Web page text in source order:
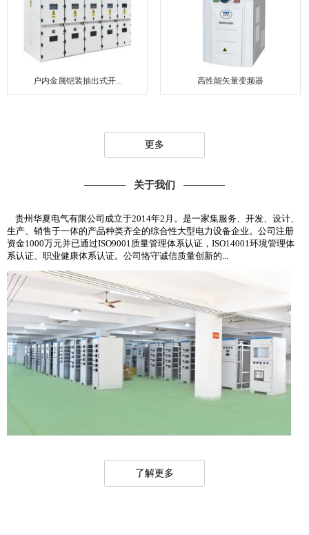
户内金属铠装抽出式开... 高性能矢量变频器
更多
关于我们
贵州华夏电气有限公司成立于2014年2月。是一家集服务、开发、设计、
生产、销售于一体的产品种类齐全的综合性大型电力设备企业。公司注册
资金1000万元并已通过ISO9001质量管理体系认证，ISO14001环境管理体
系认证、职业健康体系认证。公司恪守诚信质量创新的...
了解更多